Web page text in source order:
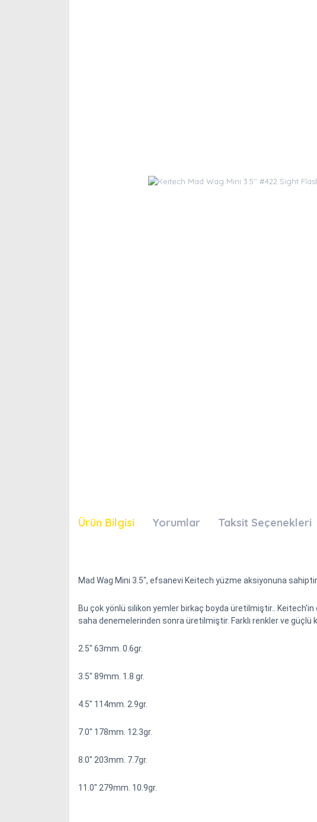
Ürün Bilgisi Yorumlar Taksit Seçenekleri
Mad Wag Mini 3.5", efsanevi Keitech yüzme aksiyonuna
Bu çok yönlü silikon yemler birkaç boyda üretilmiştir..
saha denemelerinden sonra üretilmiştir. Farklı renkler ve güçlü
2.5" 63mm. 0.6gr.
3.5" 89mm. 1.8 gr.
4.5" 114mm. 2.9gr.
7.0" 178mm. 12.3gr.
8.0" 203mm. 7.7gr.
11.0" 279mm. 10.9gr.